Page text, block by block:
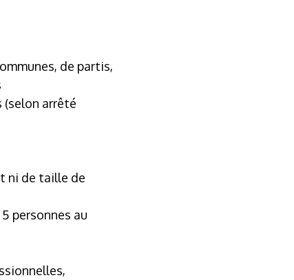
de partis,
(selon arrêté
ni de taille de
personnes au